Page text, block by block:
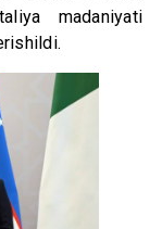
madaniyati